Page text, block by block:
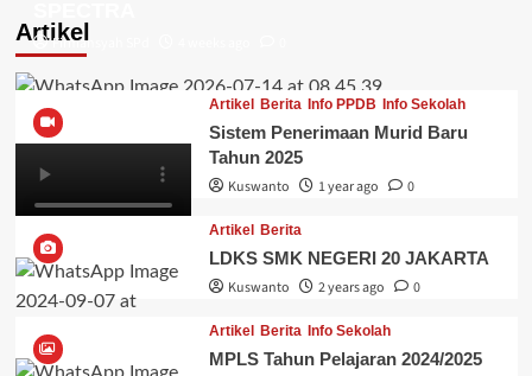
ArtikelFirmansyah SPd
Artikel Berita Info PPDB Info Sekolah
Sistem Penerimaan Murid Baru
Tahun 2025
Kuswanto
1 year ago 0
Artikel Berita
LDKS SMK NEGERI 20 JAKARTA
Kuswanto
2 years ago 0
Artikel Berita Info Sekolah
MPLS Tahun Pelajaran 2024/2025